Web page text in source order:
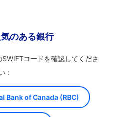
のある銀行
コードを確認してくださ
：
Bank of Canada (RBC)